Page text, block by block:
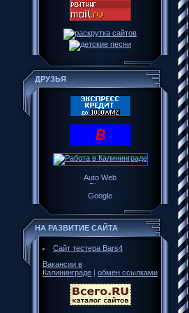
ДРУЗЬЯ
НА РАЗВИТИЕ САЙТА
Сайт тестера Bars4
Вакансии в
Калининграде | обмен ссылками